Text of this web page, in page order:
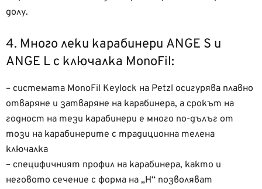
долу.
4. Много леки карабинери ANGE S и
ANGE L с ключалка MonoFil:
– системата MonoFil Keylock на Petzl осигурява плавно
отваряне и затваряне на карабинера, а срокът на
годност на тези карабинери е много по-дълъг от
този на карабинерите с традиционна телена
ключалка
– специфичният профил на карабинера, както и
неговото сечение с форма на „Н“ позволяват